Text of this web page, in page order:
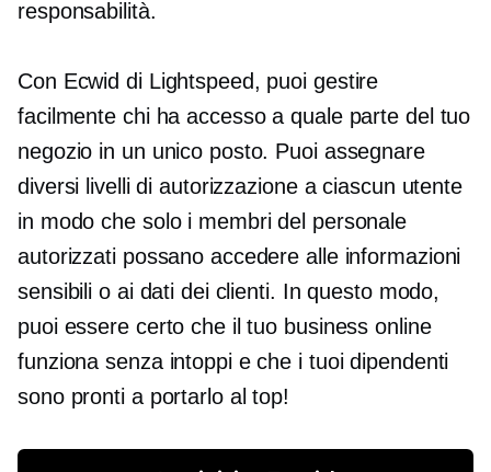
responsabilità.
Con Ecwid di Lightspeed, puoi gestire
facilmente chi ha accesso a quale parte del tuo
negozio in un unico posto. Puoi assegnare
diversi livelli di autorizzazione a ciascun utente
in modo che solo i membri del personale
autorizzati possano accedere alle informazioni
sensibili o ai dati dei clienti. In questo modo,
puoi essere certo che il tuo business online
funziona senza intoppi e che i tuoi dipendenti
sono pronti a portarlo al top!